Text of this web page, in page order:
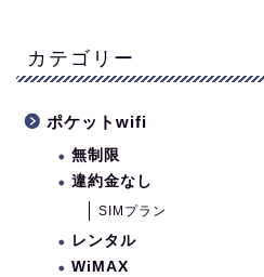
カテゴリー
ポケットwifi
無制限
違約金なし
SIMプラン
レンタル
WiMAX